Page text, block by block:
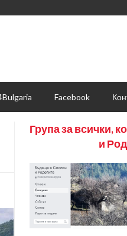
Facebook
Група за всички,
и